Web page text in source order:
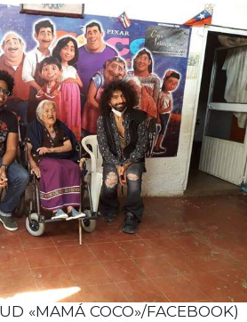
«MAMÁ COCO»/FACEBOOK)